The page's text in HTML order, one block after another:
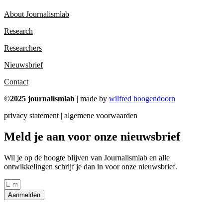
About Journalismlab
Research
Researchers
Nieuwsbrief
Contact
©2025 journalismlab | made by wilfred hoogendoorn
privacy statement | algemene voorwaarden
Meld je aan voor onze nieuwsbrief
Wil je op de hoogte blijven van Journalismlab en alle
ontwikkelingen schrijf je dan in voor onze nieuwsbrief.
Aanmelden